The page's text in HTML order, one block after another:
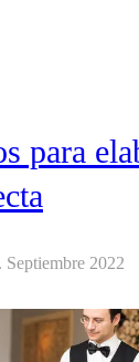
para
Septiembre 2022